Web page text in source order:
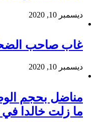
ديسمبر 10, 2020
غاب صاحب
ديسمبر 10, 2020
مناضل بحجم
ما زلت خالدا في